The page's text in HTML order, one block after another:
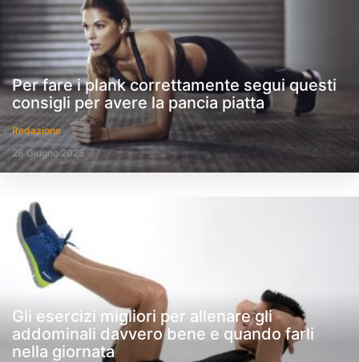
Per fare i plank correttamente segui questi
consigli per avere la pancia piatta
Redazione
26 Giugno 2025
Gli esercizi migliori per allenare gli
addominali davvero bene e quando farli
nella giornata